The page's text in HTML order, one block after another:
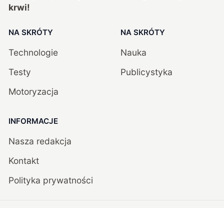
krwi!
NA SKRÓTY
Technologie
Testy
Motoryzacja
NA SKRÓTY
Nauka
Publicystyka
INFORMACJE
Nasza redakcja
Kontakt
Polityka prywatności